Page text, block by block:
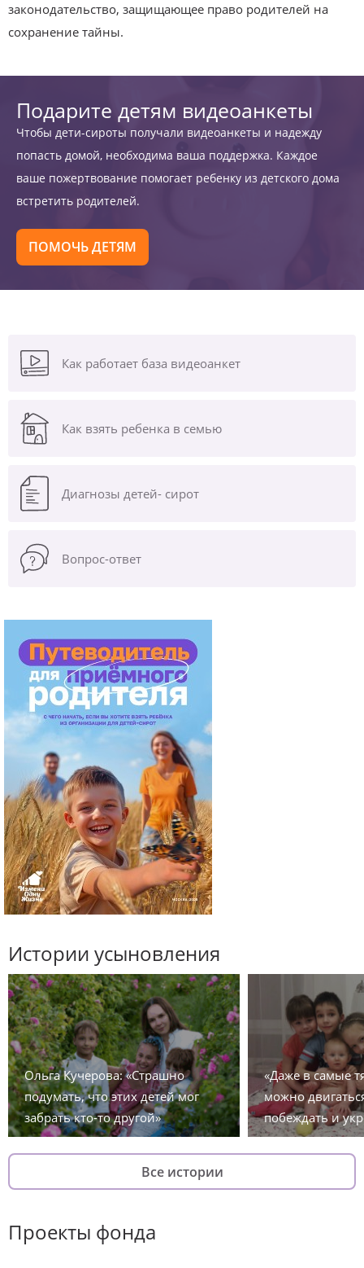
законодательство, защищающее право родителей на
сохранение тайны.
Подарите детям видеоанкеты
Чтобы дети-сироты получали видеоанкеты и надежду
попасть домой, необходима ваша поддержка. Каждое
ваше пожертвование помогает ребенку из детского дома
встретить родителей.
ПОМОЧЬ ДЕТЯМ
Как работает база видеоанкет
Как взять ребенка в семью
Диагнозы детей- сирот
Вопрос-ответ
Истории усыновления
Ольга Кучерова: «Страшно
подумать, что этих детей мог
забрать кто-то другой»
«Даже в самые
можно
побеждать и
Все истории
Проекты фонда